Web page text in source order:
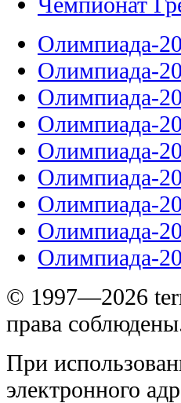
Олимпиада-
Олимпиада-
Олимпиада-
Олимпиада-
Олимпиада-
Олимпиада-
Олимпиада-
Олимпиада-
Олимпиада-
© 1997—2026
права
При
электронного